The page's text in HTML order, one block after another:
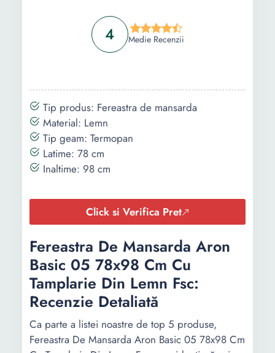
4 Medie Recenzii
Tip produs: Fereastra de mansarda
Material: Lemn
Tip geam: Termopan
Latime: 78 cm
Inaltime: 98 cm
Click si Verifica Pret
Fereastra De Mansarda Aron
Basic 05 78x98 Cm Cu
Tamplarie Din Lemn Fsc:
Recenzie Detaliată
Ca parte a listei noastre de top 5 produse,
Fereastra De Mansarda Aron Basic 05 78x98 Cm